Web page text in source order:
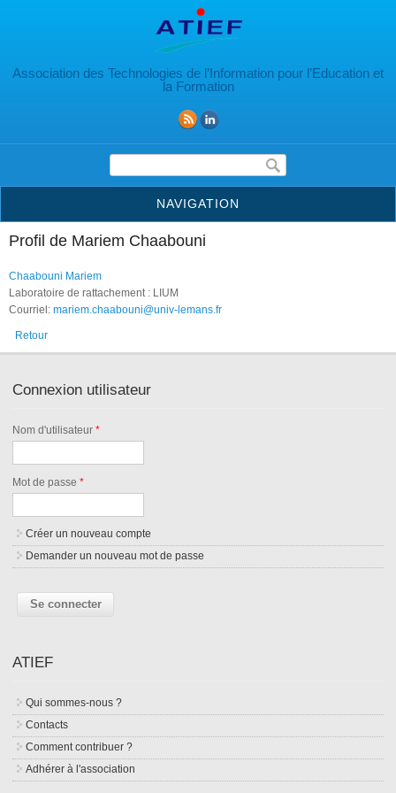
Association des Technologies de l’Information pour l’Education et
la Formation
Formulaire de recherche
NAVIGATION
Profil de Mariem Chaabouni
Chaabouni Mariem
Laboratoire de rattachement : LIUM
Courriel: mariem.chaabouni@univ-lemans.fr
Retour
Connexion utilisateur
Nom d'utilisateur*
Mot de passe*
Créer un nouveau compte
Demander un nouveau mot de passe
ATIEF
Qui sommes-nous ?
Contacts
Comment contribuer ?
Adhérer à l'association